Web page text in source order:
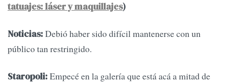
tatuajes: láser y maquillajes)
Noticias:Debió haber sido difícil mantenerse con un
público tan restringido.
Staropoli:Empecé en la galería que está acá a mitad de